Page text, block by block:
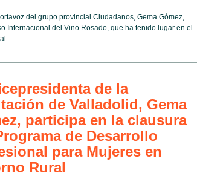
del grupo provincial Ciudadanos, Gema Gómez,
Internacional del Vino Rosado, que ha tenido lugar en el
de la
de Valladolid, Gema
participa en la clausura
de Desarrollo
para Mujeres en
Rural